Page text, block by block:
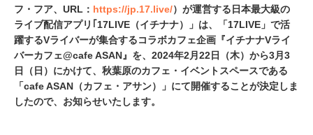
フ・フア、URL： https://jp.17.live/）が運営する日本最大級の
ライブ配信アプリ｢17LIVE（イチナナ）」は、「17LIVE」で活
躍するVライバーが集合するコラボカフェ企画『イチナナVライ
バーカフェ@cafe ASAN』を、2024年2月22日（木）から3月3
日（日）にかけて、秋葉原のカフェ・イベントスペースである
「cafe ASAN（カフェ・アサン）」にて開催することが決定しま
したので、お知らせいたします。